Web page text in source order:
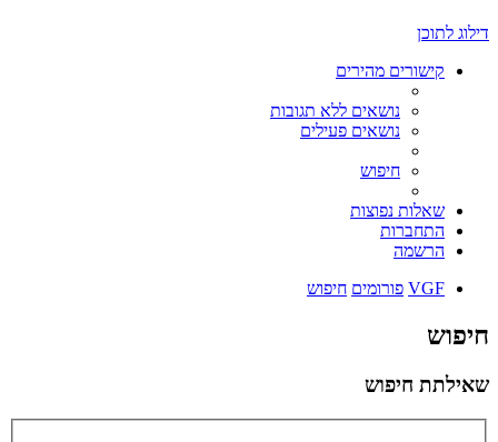
דילוג לתוכן
קישורים מהירים
נושאים ללא תגובות
נושאים פעילים
חיפוש
שאלות נפוצות
התחברות
הרשמה
VGF פורומים חיפוש
חיפוש
שאילתת חיפוש